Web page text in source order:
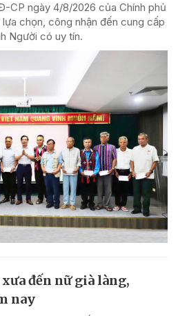
CP ngày 4/8/2026 của Chính phủ
chọn, công nhận đến cung cấp
Người có uy tín.
đến nữ già làng,
nay